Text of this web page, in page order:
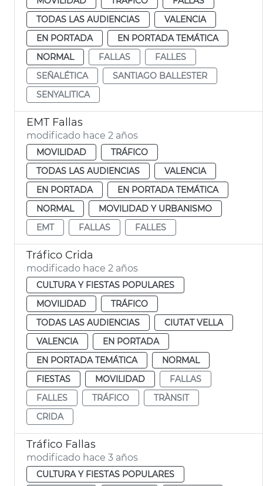
TODAS LAS AUDIENCIAS
VALENCIA
EN PORTADA
EN PORTADA TEMÁTICA
NORMAL
FALLAS
FALLES
SEÑALÉTICA
SANTIAGO BALLESTER
SENYALITICA
EMT Fallas
modificado hace 2 años
MOVILIDAD
TRÁFICO
TODAS LAS AUDIENCIAS
VALENCIA
EN PORTADA
EN PORTADA TEMÁTICA
NORMAL
MOVILIDAD Y URBANISMO
EMT
FALLAS FALLES
Tráfico Crida
modificado hace 2 años
CULTURA Y FIESTAS POPULARES
MOVILIDAD
TRÁFICO
TODAS LAS AUDIENCIAS
CIUTAT VELLA
VALENCIA
EN PORTADA
EN PORTADA TEMÁTICA
NORMAL
FIESTAS
MOVILIDAD
FALLAS
FALLES
TRÁFICO
TRÀNSIT
CRIDA
Tráfico Fallas
modificado hace 3 años
CULTURA Y FIESTAS POPULARES